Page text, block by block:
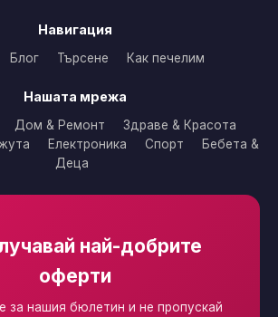
Навигация
Блог Търсене Как печелим
Нашата мрежа
Дом & Ремонт
Здраве & Красота
Електроника Спорт
Бебета &
Деца
най-добрите
оферти
за нашия бюлетин и не пропускай